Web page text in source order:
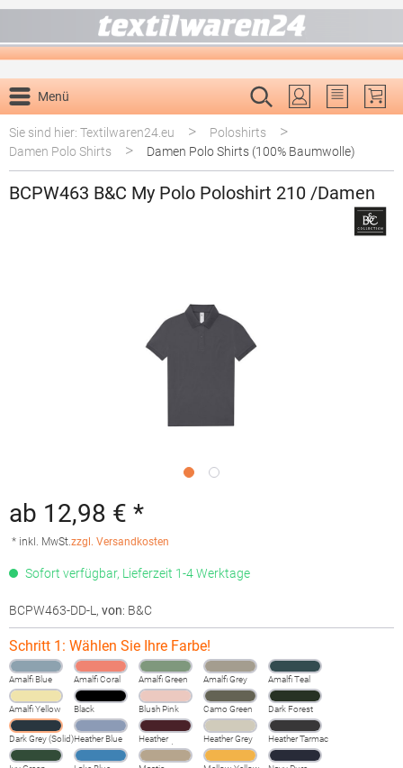
Menü
Du hast 0
Sie sind hier: Textilwaren24.eu
> Poloshirts >
Damen Polo Shirts > Damen Polo Shirts (100% Baumwolle)
BCPW463 B&C My Polo Poloshirt 210 /Damen
ab 12,98 € *
* inkl. MwSt.zzgl. Versandkosten
Sofort verfügbar, Lieferzeit 1-4 Werktage
BCPW463-DD-L , von: B&C
Schritt 1: Wählen Sie Ihre Farbe!
Amalfi Blue Amalfi Coral Amalfi Green Amalfi Grey Amalfi Teal
Amalfi Yellow Black Blush Pink Camo Green Dark Forest
Dark Grey (Solid)Heather Blue
Heather
Burgundy
Heather Grey
Fog
Heather Tarmac